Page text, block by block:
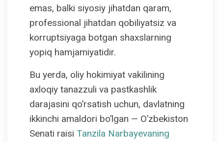
emas, balki siyosiy jihatdan qaram,
professional jihatdan qobiliyatsiz va
korruptsiyaga botgan shaxslarning
yopiq hamjamiyatidir.
Bu yerda, oliy hokimiyat vakilining
axloqiy tanazzuli va pastkashlik
darajasini qo’rsatish uchun, davlatning
ikkinchi amaldori bo’lgan — O’zbekiston
Senati raisi Tanzila Narbayevaning